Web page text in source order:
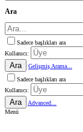
Ara
Sadece başlıkları ara
Kullanıcı:
Ara
Gelişmiş Arama...
Sadece başlıkları ara
Kullanıcı:
Ara
Advanced...
Menü